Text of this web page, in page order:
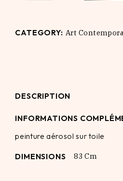
CATEGORY: Art
DESCRIPTION
INFORMATIONS
peinture aérosol sur toile
DIMENSIONS 83 Cm